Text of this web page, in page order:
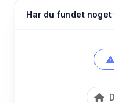
Har du fundet